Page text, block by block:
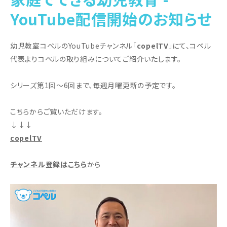
YouTube配信開始のお知らせ
幼児教室コペルのYouTubeチャンネル「copelTV 」にて、コペル
代表よりコペルの取り組みについてご紹介いたします。
シリーズ第1回〜6回まで、毎週月曜更新の予定です。
こちらからご覧いただけます。
↓↓↓
copelTV
チャンネル登録はこちらから